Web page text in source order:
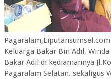
Keluarga Bakar Bin Adil,
Bakar Adil di kediamannya
Pagaralam Selatan. sekaligus